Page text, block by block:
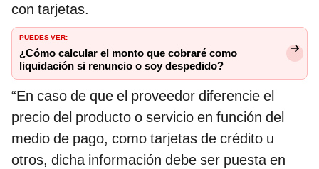
con tarjetas.
PUEDES VER:
¿Cómo calcular el monto que cobraré como
liquidación si renuncio o soy despedido?
“En caso de que el proveedor diferencie el
precio del producto o servicio en función del
medio de pago, como tarjetas de crédito u
otros, dicha información debe ser puesta en